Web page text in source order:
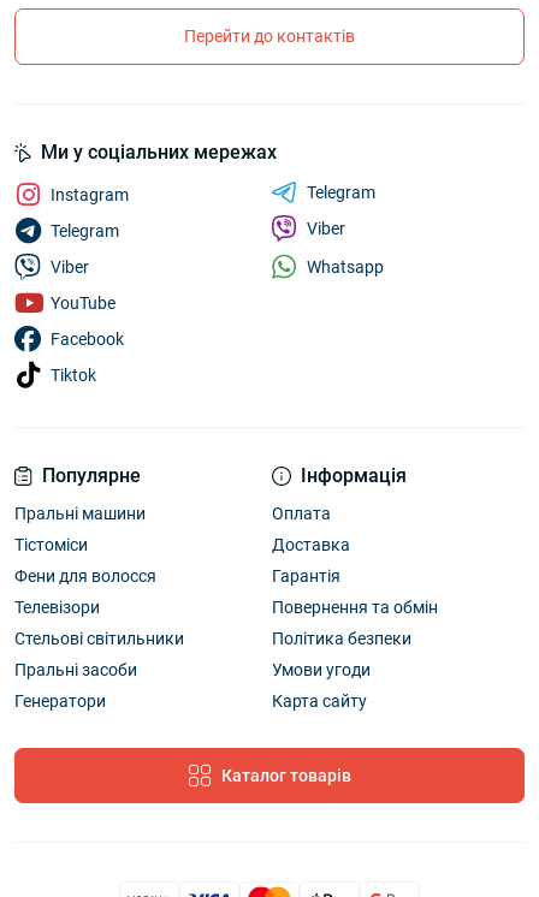
Перейти до контактів
Популярне
Пральні машини
Тістоміси
Фени для волосся
Телевізори
Стельові світильники
Пральні засоби
Генератори
Інформація
Оплата
Доставка
Гарантія
Повернення та обмін
Політика безпеки
Умови угоди
Карта сайту
Каталог товарів
Ми у соціальних мережах
Instagram
Telegram
Viber
YouTube
Facebook
Tiktok
Telegram
Viber
Whatsapp